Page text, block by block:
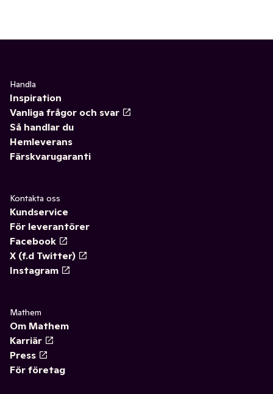
Handla
Inspiration
Vanliga frågor och svar
Så handlar du
Hemleverans
Färskvarugaranti
Kontakta oss
Kundservice
För leverantörer
Facebook
X (f.d Twitter)
Instagram
Mathem
Om Mathem
Karriär
Press
För företag